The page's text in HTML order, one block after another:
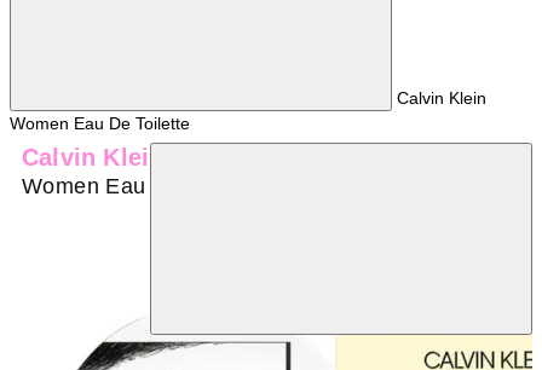
Calvin Klein
Women Eau De Toilette
Calvin Klein
Women Eau De Toilette